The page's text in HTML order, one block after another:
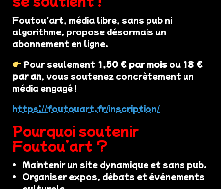
Foutou'art, média libre, sans pub ni
algorithme, propose désormais un
abonnement en ligne.
Pour seulement 1,50 € par mois ou 18 €
par an, vous soutenez concrètement un
média engagé !
https://foutouart.fr/inscription/
Pourquoi soutenir
Foutou’art ?
Maintenir un site dynamique et sans pub.
Organiser expos, débats et événements